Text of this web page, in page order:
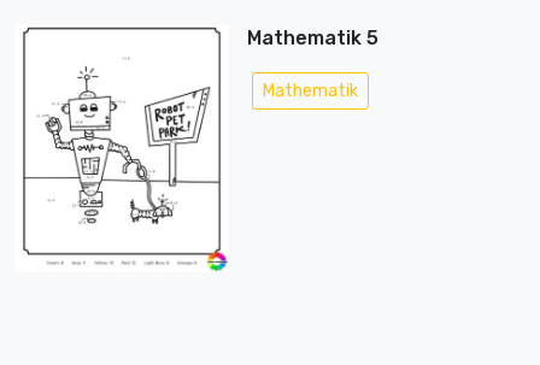
Mathematik 5
Mathematik